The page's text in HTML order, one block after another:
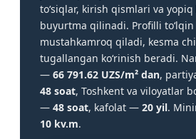
to‘siqlar, kirish qismlari va
buyurtma qilinadi. Profilli
mustahkamroq qiladi, kesma
tugallangan ko‘rinish beradi.
— 66 791.62 UZS/m² dan,
48 soat, Toshkent va viloyatlar
— 48 soat, kafolat — 20 yil.
10 kv.m.